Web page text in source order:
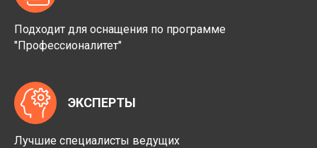
Подходит для оснащения по программе
"Профессионалитет"
ЭКСПЕРТЫ
Лучшие специалисты ведущих